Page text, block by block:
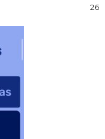
26